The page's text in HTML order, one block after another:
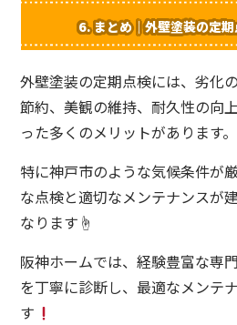
6.まとめ｜外壁塗装の定
外壁塗装の定期点検には、劣化
節約、美観の維持、耐久性の向
った多くのメリットがあります。
特に神戸市のような気候条件が
な点検と適切なメンテナンスが
なります☝️
阪神ホームでは、経験豊富な専
を丁寧に診断し、最適なメンテ
す